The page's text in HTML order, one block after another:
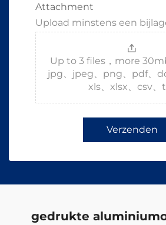
Attachment
Upload minstens een
Up to 3 files，more
jpg、jpeg、png、pdf、
xls、xlsx、csv、
Verzenden
gedrukte